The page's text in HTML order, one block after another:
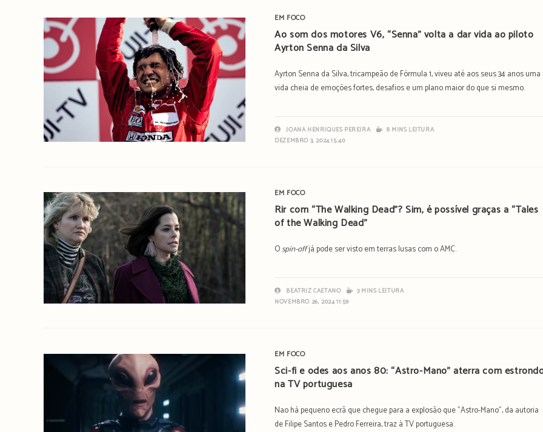
EM FOCO
Ao som dos motores V6, “Senna” volta a dar vida ao piloto
Ayrton Senna da Silva
Ayrton Senna da Silva, tricampeão de Fórmula 1, viveu até aos seus 34 anos uma
vida cheia de emoções fortes, desafios e um plano maior do que si mesmo.
JOANA HENRIQUES PEREIRA
8 MINS LEITURA
DEZEMBRO 3, 2024 15:40
EM FOCO
Rir com “The Walking Dead”? Sim, é possível graças a “Tales
of the Walking Dead”
Ospin-offjá pode ser visto em terras lusas com o AMC.
BEATRIZ CAETANO
3 MINS LEITURA
NOVEMBRO 26, 2024 11:59
EM FOCO
Sci-fi e odes aos anos 80: “Astro-Mano” aterra com
na TV portuguesa
Nao há pequeno ecrã que chegue para a explosão que "Astro-Mano", da autoria
de Filipe Santos e Pedro Ferreira, traz à TV portuguesa.